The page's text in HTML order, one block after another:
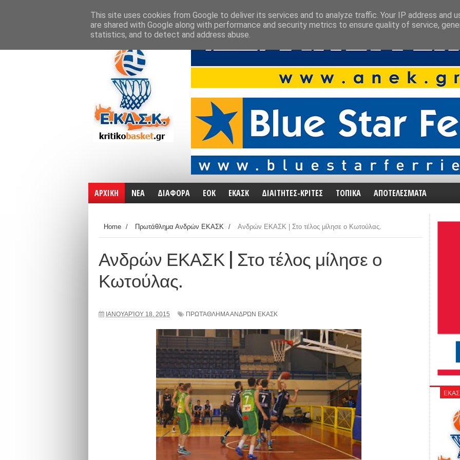
ΑΡΧΙΚΗ ΝΕΑ ΔΙΑΦΟΡΑ ΕΟΚ ΕΚΑΣΚ ΔΙΑΙΤΗΤΕΣ-ΚΡΙΤΕΣ ΤΟΠΙΚΑ ΑΠΟΤΕΛΕΣΜΑΤΑ
Home / Πρωτάθλημα Ανδρών ΕΚΑΣΚ / Ανδρών ΕΚΑΣΚ | Στο τέλος μίλησε ο Κωτούλας.
Ανδρών ΕΚΑΣΚ | Στο τέλος μίλησε ο
Κωτούλας.
ΙΑΝΟΥΑΡΊΟΥ 18, 2015 ΠΡΩΤΆΘΛΗΜΑ ΑΝΔΡΏΝ ΕΚΑΣΚ
This site uses cookies from Google to deliver its services and to analyze traffic. Your IP address and
are shared with Google along with performance and security metrics to ensure quality of service,
statistics, and to detect and address abuse.